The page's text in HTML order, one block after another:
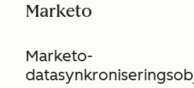
Marketo
Marketo-